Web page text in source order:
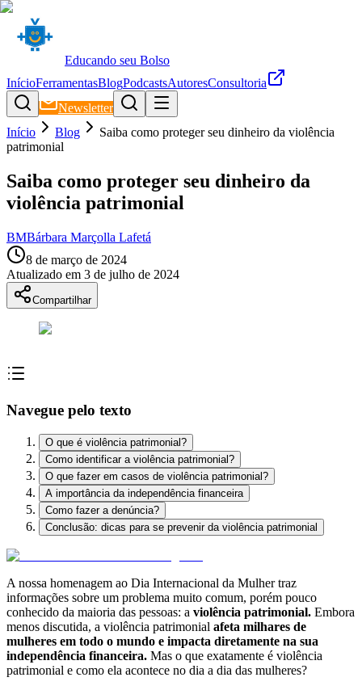
Educando seu Bolso
InícioFerramentasBlogPodcastsAutoresConsultoria
Newsletter
Início
Blog
Saiba como proteger seu dinheiro da violência
patrimonial
Saiba como proteger seu dinheiro da
violência patrimonial
BMBárbara Marçolla Lafetá
8 de março de 2024
Atualizado em 3 de julho de 2024
Compartilhar
Navegue pelo texto
O que é violência patrimonial?
Como identificar a violência patrimonial?
O que fazer em casos de violência patrimonial?
A importância da independência financeira
Como fazer a denúncia?
Conclusão: dicas para se prevenir da violência patrimonial
A nossa homenagem ao Dia Internacional da Mulher traz
informações sobre um problema muito comum, porém pouco
conhecido da maioria das pessoas: a violência patrimonial. Embora
menos discutida, a violência patrimonial afeta milhares de
mulheres em todo o mundo e impacta diretamente na sua
independência financeira. Mas o que exatamente é violência
patrimonial e como ela acontece no dia a dia das mulheres?